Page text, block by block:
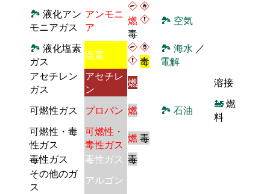
🏞 液化アン
モニアガス
アンモニ
ア
燃
毒
🏞 空気
🏞 液化塩素
ガス
塩素 毒
🏞 海水 ／
電解
アセチレン
ガス
アセチレ
ン
燃 溶接
可燃性ガス プロパン 燃 🏞 石油 🚂燃
料
可燃性・毒
性ガス
可燃性・
毒性ガス 燃毒
毒性ガス
毒性ガス 毒
その他のガ
ス
アルゴン